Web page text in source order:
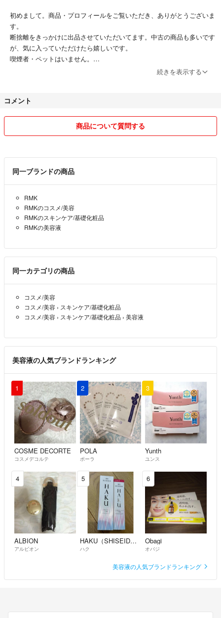
初めまして。商品・プロフィールをご覧いただき、ありがとうございま
す。
断捨離をきっかけに出品させていただいてます。中古の商品も多いです
が、気に入っていただけたら嬉しいです。
喫煙者・ペットはいません。
トラブル防止のため、単品での商品の取り置きはしていないので、ご注
交渉中でも、即決してくださった方を優先にさせていただきます。
ノークレーム、ノーリターンでお願いします。質問等あれば購入前にコ
いくつかの商品をまとめて購入していただければ、
即購入OKですが、購入後は安心して取引できるよう
コメントいただきたいです。
続きを表示する
コメント
商品について質問する
同一ブランドの商品
RMK
RMKのコスメ/美容
RMKのスキンケア/基礎化粧品
RMKの美容液
同一カテゴリの商品
コスメ/美容
コスメ/美容 › スキンケア/基礎化粧品
コスメ/美容 › スキンケア/基礎化粧品 › 美容液
美容液の人気ブランドランキング
1
COSME DECORTE
コスメデコルテ
2
POLA
ポーラ
3
Yunth
ユンス
4
ALBION
アルビオン
5
HAKU（SHISEIDO）
ハク
6
Obagi
オバジ
美容液の人気ブランドランキング